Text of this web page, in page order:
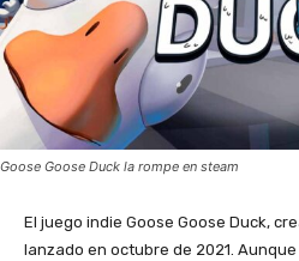
Goose Goose Duck la rompe en steam
El juego indie Goose Goose Duck,
lanzado en octubre de 2021.